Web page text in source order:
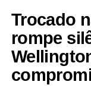
Trocado
rompe